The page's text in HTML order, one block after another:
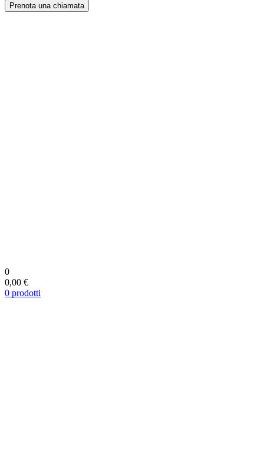
Prenota una chiamata
0
0,00 €
0 prodotti